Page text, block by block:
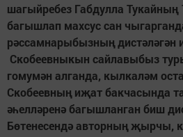
шагыйребез Габдулла
багышлап махсус сан
рәссамнарыбызның дистәләгән
Скобеевныкын сайлавыбыз
гомумән алганда, кылкаләм
Скобеевның иҗат бакчасында
әһелләренә багышланган биш
Бөтенесендә авторның җырчы,